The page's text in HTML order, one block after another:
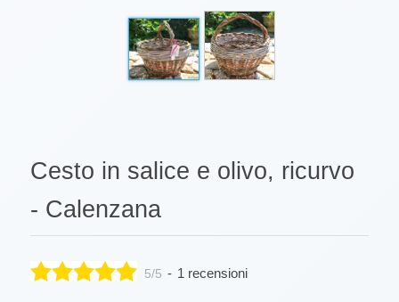
Cesto in salice e olivo, ricurvo
- Calenzana
5/5 - 1 recensioni